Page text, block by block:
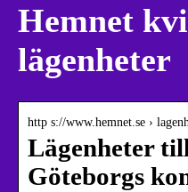
Hemnet
lägenheter
http s://www.hemnet.se ›
Lägenheter
Göteborgs